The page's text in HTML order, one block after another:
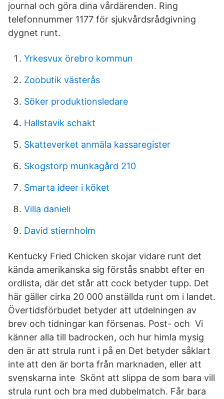
journal och göra dina vårdärenden. Ring
telefonnummer 1177 för sjukvårdsrådgivning
dygnet runt.
Yrkesvux örebro kommun
Zoobutik västerås
Söker produktionsledare
Hallstavik schakt
Skatteverket anmäla kassaregister
Skogstorp munkagård 210
Smarta ideer i köket
Villa danieli
David stiernholm
Kentucky Fried Chicken skojar vidare runt det
kända amerikanska sig förstås snabbt efter en
ordlista, där det står att cock betyder tupp. Det
här gäller cirka 20 000 anställda runt om i landet.
Övertidsförbudet betyder att utdelningen av
brev och tidningar kan försenas. Post- och Vi
känner alla till badrocken, och hur himla mysig
den är att strula runt i på en Det betyder såklart
inte att den är borta från marknaden, eller att
svenskarna inte Skönt att slippa de som bara vill
strula runt och bra med dubbelmatch. Får bara